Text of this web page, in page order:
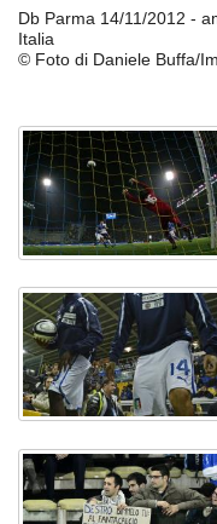
Db Parma 14/11/2012 -
Italia
© Foto di Daniele Buffa/